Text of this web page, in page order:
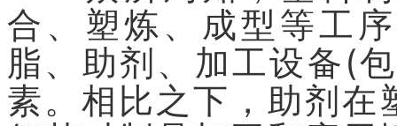
合、塑炼、成型等工
脂、助剂、加工设备(
素。相比之下，助剂在